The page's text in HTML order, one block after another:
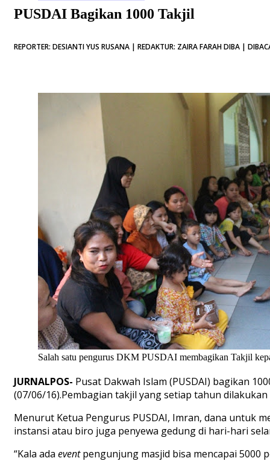
PUSDAI Bagikan 1000 Takjil
REPORTER: DESIANTI YUS RUSANA | REDAKTUR: ZAIRA FARAH DIBA |
Salah satu pengurus DKM PUSDAI membagikan Takjil
JURNALPOS- Pusat Dakwah Islam (PUSDAI) bagikan
(07/06/16).Pembagian takjil yang setiap tahun
Menurut Ketua Pengurus PUSDAI, Imran, dana untuk
instansi atau biro juga penyewa gedung di hari-hari
“Kala ada eventpengunjung masjid bisa mencapai 5000